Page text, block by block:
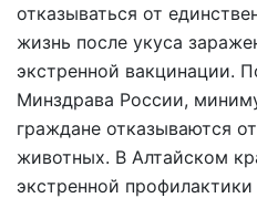
отказываться от
жизнь после укуса
экстренной вакцинации.
Минздрава России,
граждане отказываются
животных. В Алтайском
экстренной